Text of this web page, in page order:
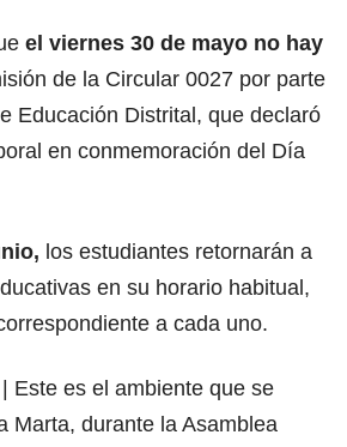
el viernes 30 de mayo no hay
de la Circular 0027 por parte
Educación Distrital, que declaró
en conmemoración del Día
los estudiantes retornarán a
en su horario habitual,
a cada uno.
| Este es el ambiente que se
Marta, durante la Asamblea